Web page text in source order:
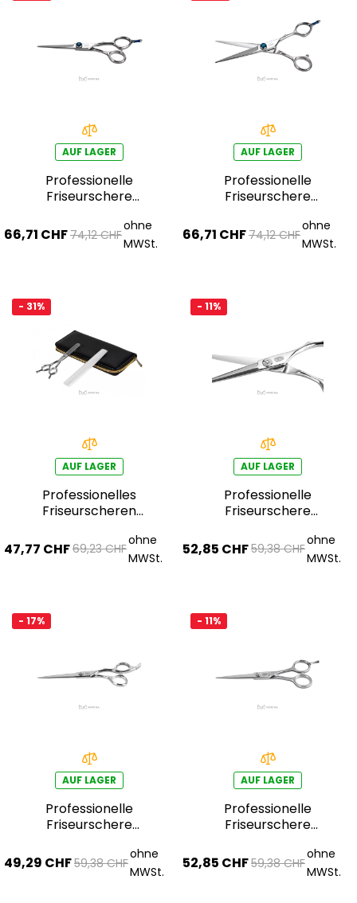
AUF LAGER
Professionelle
Friseurschere
66,71 CHF74,12 CHF
ohne
MWSt.
AUF LAGER
Professionelle
Friseurschere
66,71 CHF74,12 CHF
ohne
MWSt.
- 31%
AUF LAGER
Professionelles
Friseurscheren
47,77 CHF69,23 CHF
ohne
MWSt.
- 11%
AUF LAGER
Professionelle
Friseurschere
52,85 CHF59,38 CHF
ohne
MWSt.
- 17%
AUF LAGER
Professionelle
Friseurschere
49,29 CHF59,38 CHF
ohne
MWSt.
- 11%
AUF LAGER
Professionelle
Friseurschere
52,85 CHF59,38 CHF
ohne
MWSt.